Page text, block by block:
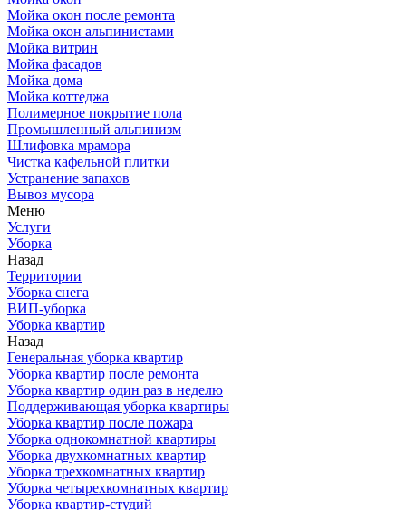
Мойка окон после ремонта
Мойка окон альпинистами
Мойка витрин
Мойка фасадов
Мойка дома
Мойка коттеджа
Полимерное покрытие пола
Промышленный альпинизм
Шлифовка мрамора
Чистка кафельной плитки
Устранение запахов
Вывоз мусора
Меню
Услуги
Уборка
Назад
Территории
Уборка снега
ВИП-уборка
Уборка квартир
Назад
Генеральная уборка квартир
Уборка квартир после ремонта
Уборка квартир один раз в неделю
Поддерживающая уборка квартиры
Уборка квартир после пожара
Уборка однокомнатной квартиры
Уборка двухкомнатных квартир
Уборка трехкомнатных квартир
Уборка четырехкомнатных квартир
Уборка квартир-студий